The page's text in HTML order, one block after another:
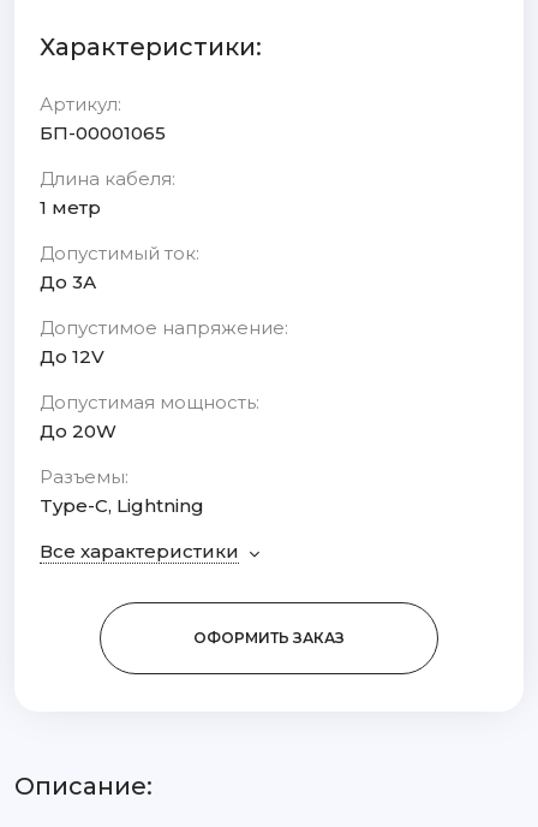
Характеристики:
Артикул:
БП-00001065
Длина кабеля:
1 метр
Допустимый ток:
До 3А
Допустимое напряжение:
До 12V
Допустимая мощность:
До 20W
Разъемы:
Type-C, Lightning
Все характеристики
ОФОРМИТЬ ЗАКАЗ
Описание: